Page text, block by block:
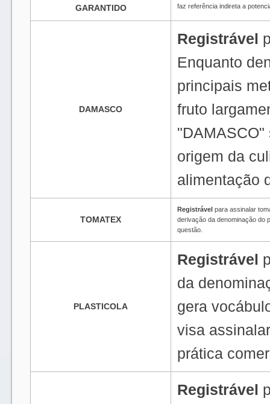
GARANTIDO
faz referência indireta a
DAMASCO
Registrável
Enquanto
principais
fruto
origem da
alimentação
TOMATEX
Registrável para assinalar
derivação da denominação do
questão.
PLASTICOLA
Registrável
da
gera
visa
prática
Registrável